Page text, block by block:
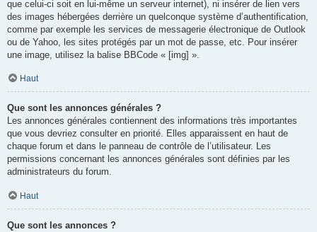
que celui-ci soit en lui-même un serveur internet), ni insérer de lien vers
des images hébergées derrière un quelconque système d’authentification,
comme par exemple les services de messagerie électronique de Outlook
ou de Yahoo, les sites protégés par un mot de passe, etc. Pour insérer
une image, utilisez la balise BBCode « [img] ».
Haut
Que sont les annonces générales ?
Les annonces générales contiennent des informations très importantes
que vous devriez consulter en priorité. Elles apparaissent en haut de
chaque forum et dans le panneau de contrôle de l’utilisateur. Les
permissions concernant les annonces générales sont définies par les
administrateurs du forum.
Haut
Que sont les annonces ?